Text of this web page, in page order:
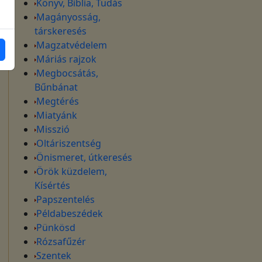
Könyv, Biblia, Tudás
Magányosság,
társkeresés
Magzatvédelem
Máriás rajzok
Megbocsátás,
Bűnbánat
Megtérés
Miatyánk
Misszió
Oltáriszentség
Önismeret, útkeresés
Örök küzdelem,
Kísértés
Papszentelés
Példabeszédek
Pünkösd
Rózsafűzér
Szentek